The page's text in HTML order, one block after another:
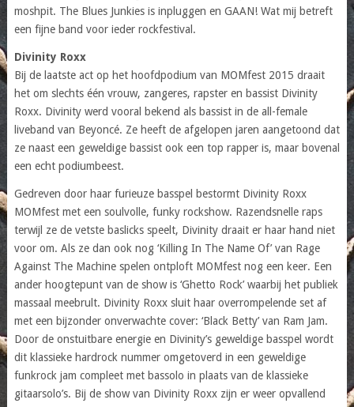
moshpit. The Blues Junkies is inpluggen en GAAN! Wat mij betreft
een fijne band voor ieder rockfestival.
Divinity Roxx
Bij de laatste act op het hoofdpodium van MOMfest 2015 draait
het om slechts één vrouw, zangeres, rapster en bassist Divinity
Roxx. Divinity werd vooral bekend als bassist in de all-female
liveband van Beyoncé. Ze heeft de afgelopen jaren aangetoond dat
ze naast een geweldige bassist ook een top rapper is, maar bovenal
een echt podiumbeest.
Gedreven door haar furieuze basspel bestormt Divinity Roxx
MOMfest met een soulvolle, funky rockshow. Razendsnelle raps
terwijl ze de vetste baslicks speelt, Divinity draait er haar hand niet
voor om. Als ze dan ook nog ‘Killing In The Name Of’ van Rage
Against The Machine spelen ontploft MOMfest nog een keer. Een
ander hoogtepunt van de show is ‘Ghetto Rock’ waarbij het publiek
massaal meebrult. Divinity Roxx sluit haar overrompelende set af
met een bijzonder onverwachte cover: ‘Black Betty’ van Ram Jam.
Door de onstuitbare energie en Divinity’s geweldige basspel wordt
dit klassieke hardrock nummer omgetoverd in een geweldige
funkrock jam compleet met bassolo in plaats van de klassieke
gitaarsolo’s. Bij de show van Divinity Roxx zijn er weer opvallend